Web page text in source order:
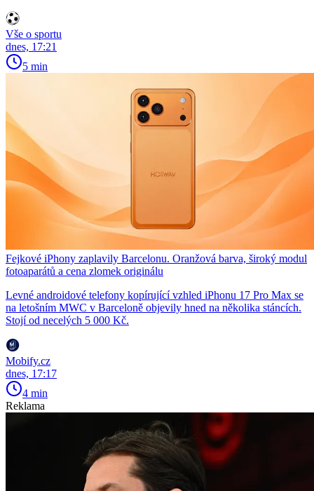
Vše o sportu
dnes, 17:21
5 min
Fejkové iPhony zaplavily Barcelonu. Oranžová barva, široký modul
fotoaparátů a cena zlomek originálu
Levné androidové telefony kopírující vzhled iPhonu 17 Pro Max se
na letošním MWC v Barceloně objevily hned na několika stáncích.
Stojí od necelých 5 000 Kč.
Mobify.cz
dnes, 17:17
4 min
Reklama